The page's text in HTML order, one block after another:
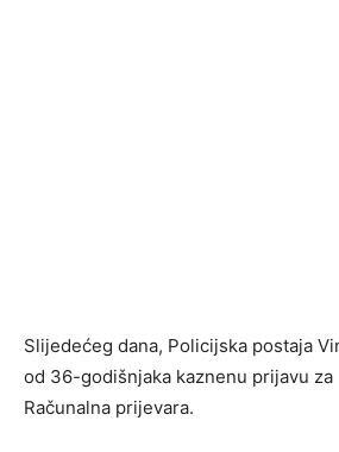
Slijedećeg dana, Policijska postaja
od 36-godišnjaka kaznenu prijavu
Računalna prijevara.